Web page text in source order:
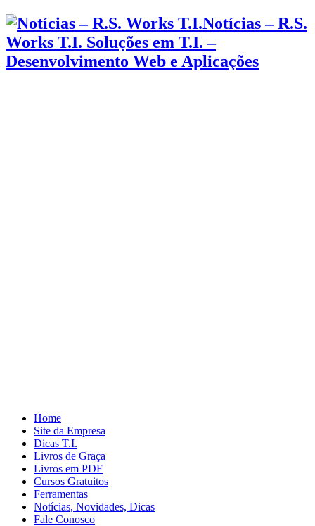
Notícias – R.S.
Works T.I. Soluções em T.I. –
Desenvolvimento Web e Aplicações
Home
Site da Empresa
Dicas T.I.
Livros de Graça
Livros em PDF
Cursos Gratuitos
Ferramentas
Notícias, Novidades, Dicas
Fale Conosco